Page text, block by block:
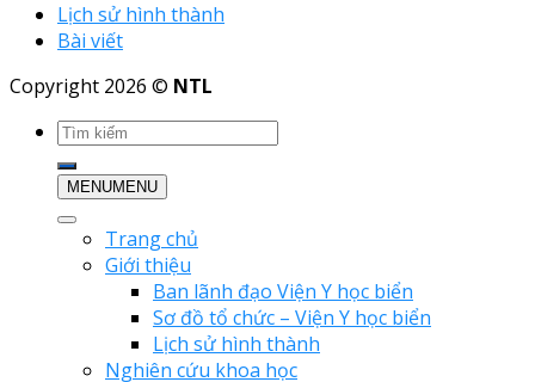
Lịch sử hình thành
Bài viết
Copyright 2026 © NTL
MENUMENU
Trang chủ
Giới thiệu
Ban lãnh đạo Viện Y học biển
Sơ đồ tổ chức – Viện Y học biển
Lịch sử hình thành
Nghiên cứu khoa học